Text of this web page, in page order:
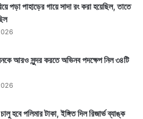
বিশ্বের ৭০ শতাংশ
প্রতি মাসে ভারত ৪০ টন
সমর্থ।
পড়া পাহাড়ের গায়ে সাদা রং করা হয়েছিল, তাতে
আরও সুন্দর করতে অভিনব পদক্ষেপ নিল ৩৪টি
হবে পলিমার টাকা, ইঙ্গিত দিল রিজার্ভ ব্যাঙ্ক